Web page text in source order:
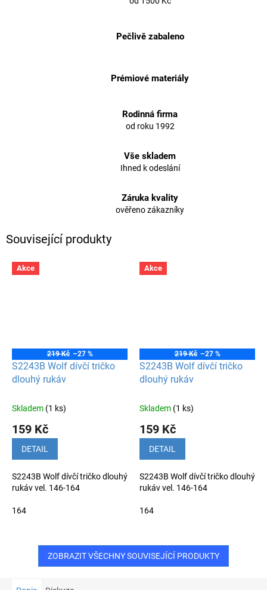
Pečlivě zabaleno
Prémiové materiály
Rodinná firma
od roku 1992
Vše skladem
Ihned k odeslání
Záruka kvality
ověřeno zákazníky
Související produkty
Akce
219 Kč –27 %
S2243B Wolf dívčí tričko
dlouhý rukáv
Skladem (1 ks)
159 Kč
DETAIL
S2243B Wolf dívčí tričko dlouhý
rukáv vel. 146-164
164
Akce
219 Kč –27 %
S2243B Wolf dívčí tričko
dlouhý rukáv
Skladem (1 ks)
159 Kč
DETAIL
S2243B Wolf dívčí tričko dlouhý
rukáv vel. 146-164
164
ZOBRAZIT VŠECHNY SOUVISEJÍCÍ PRODUKTY